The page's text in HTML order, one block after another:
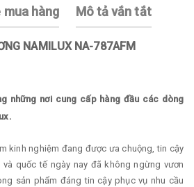
mua hàng Mô tả vắn tắt
NAMILUX NA-787AFM
những nơi cung cấp hàng đầu các dòng
kinh nghiệm đang được ưa chuộng, tin cậy
quốc tế ngày nay đã không ngừng vươn
sản phẩm đáng tin cậy phục vụ nhu cầu